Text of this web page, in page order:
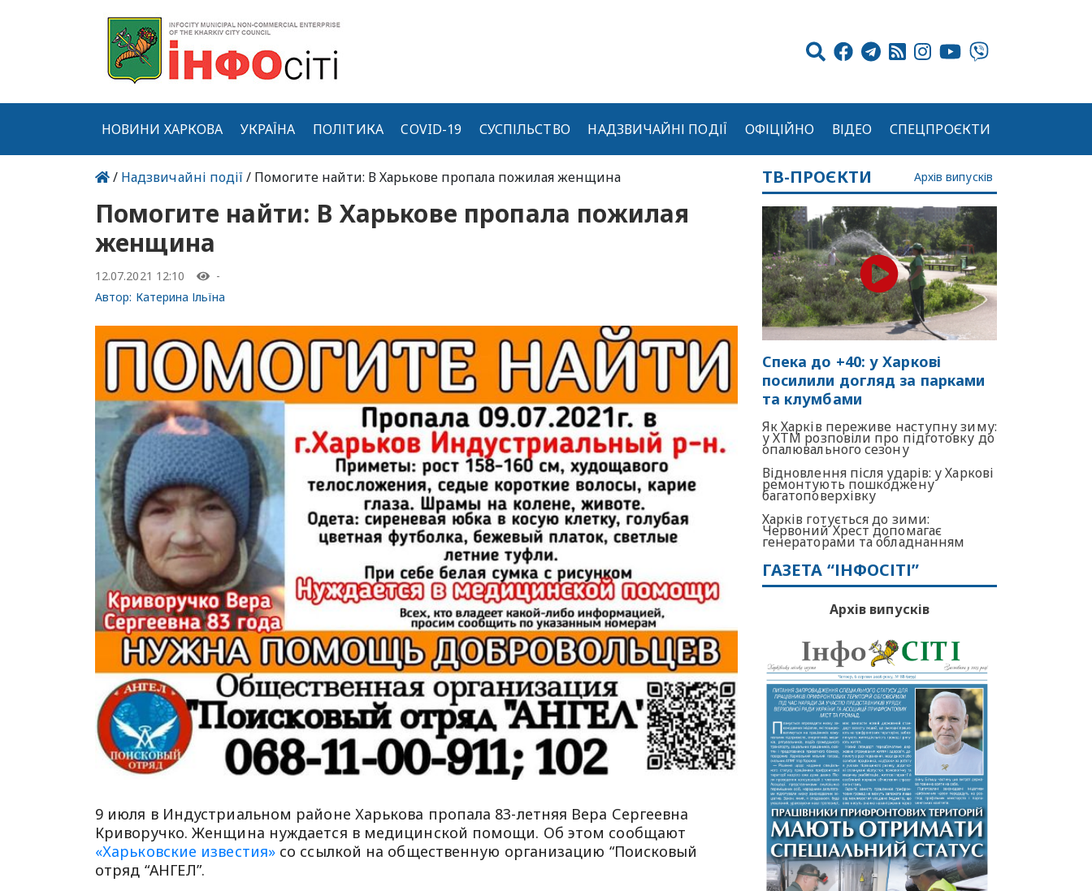
НОВИНИ ХАРКОВА УКРАЇНА ПОЛІТИКА COVID-19 СУСПІЛЬСТВО НАДЗВИЧАЙНІ ПОДІЇ ОФІЦІЙНО ВІДЕО СПЕЦПРОЄКТИ
/ Надзвичайні події / Помогите найти: В Харькове пропала пожилая женщина
Помогите найти: В Харькове пропала пожилая
женщина
12.07.2021 12:10
-
Автор: Катерина Ільїна
9 июля в Индустриальном районе Харькова пропала 83-летняя Вера Сергеевна
Криворучко. Женщина нуждается в медицинской помощи. Об этом сообщают
«Харьковские известия»со ссылкой на общественную организацию “Поисковый
отряд “АНГЕЛ”.
ТВ-ПРОЄКТИ Архів випусків
Спека до +40: у Харкові
посилили догляд за парками
та клумбами
Як Харків переживе наступну зиму:
у ХТМ розповіли про підготовку до
опалювального сезону
Відновлення після ударів: у Харкові
ремонтують пошкоджену
багатоповерхівку
Харків готується до зими:
Червоний Хрест допомагає
генераторами та обладнанням
ГАЗЕТА “ІНФОСІТІ”
Архів випусків